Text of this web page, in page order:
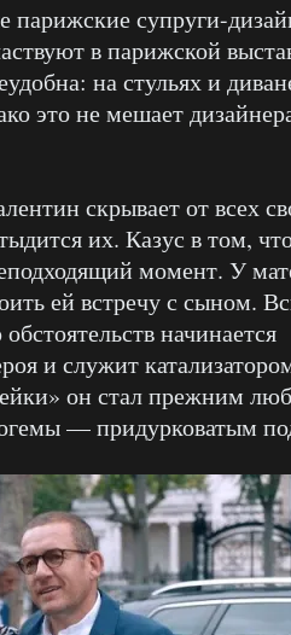
супруги-
в парижской
на стульях и
это не мешает
скрывает от всех
их. Казус в том,
момент. У
ей встречу с сыном.
начинается
и служит
он стал прежним
— придурковатым